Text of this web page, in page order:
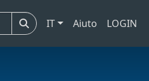
IT Aiuto LOGIN